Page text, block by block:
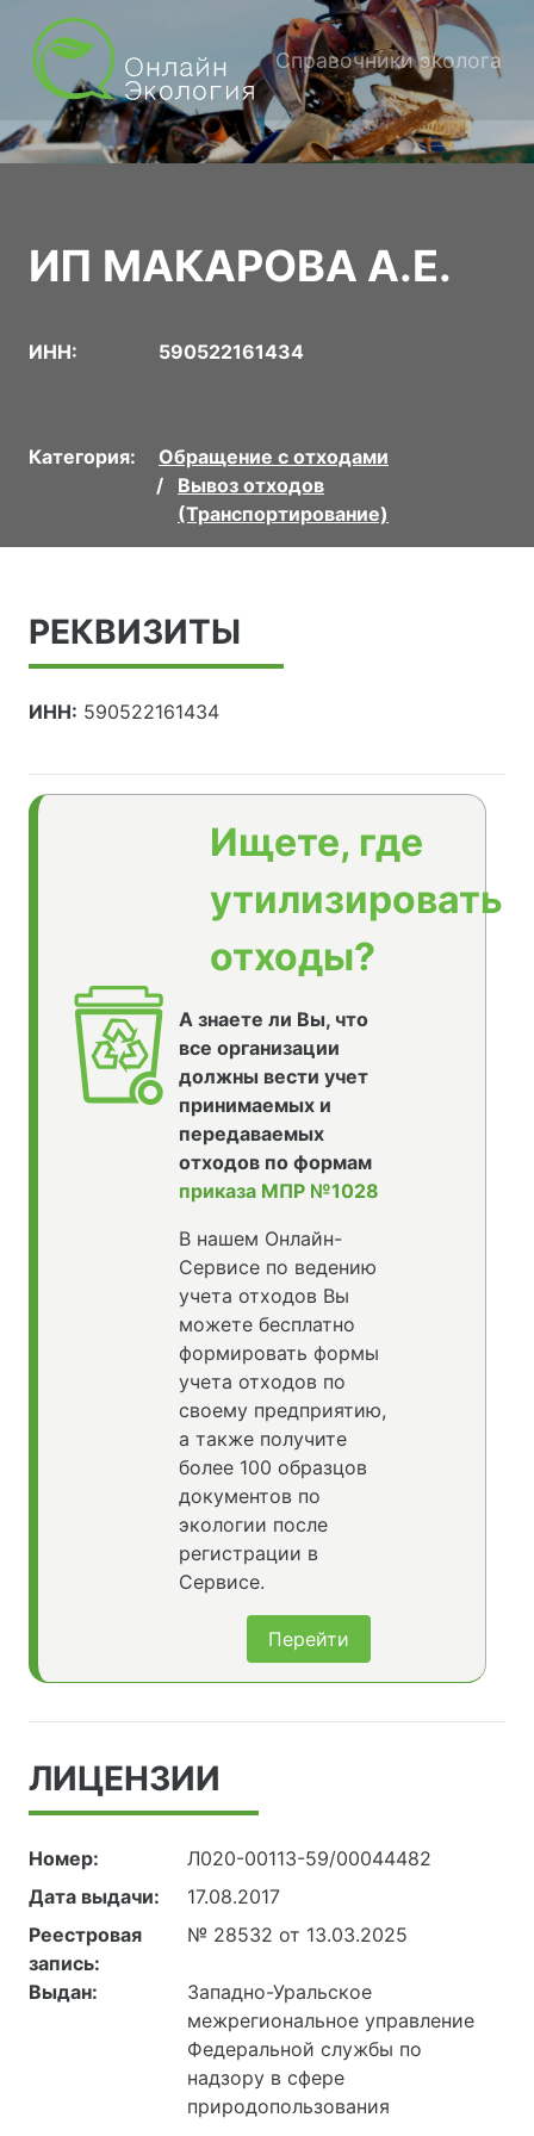
Справочники эколога
ИП МАКАРОВА А.Е.
ИНН: 590522161434
Категория:
Обращение с отходами
Вывоз отходов
(Транспортирование)
РЕКВИЗИТЫ
ИНН: 590522161434
Ищете, где
утилизировать
отходы?
А знаете ли Вы, что
все организации
должны вести учет
принимаемых и
передаваемых
отходов по формам
приказа МПР №1028
В нашем Онлайн-
Сервисе по ведению
учета отходов Вы
можете бесплатно
формировать формы
учета отходов по
своему предприятию,
а также получите
более 100 образцов
документов по
экологии после
регистрации в
Сервисе.
Перейти
ЛИЦЕНЗИИ
Номер:
Л020-00113-59/00044482
Дата выдачи:
17.08.2017
Реестровая
запись:
№ 28532 от 13.03.2025
Выдан:
Западно-Уральское
межрегиональное управление
Федеральной службы по
надзору в сфере
природопользования